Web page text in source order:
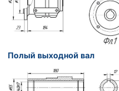
Полый выходной вал